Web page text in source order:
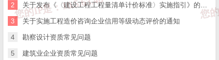
2 关于发布《〈建设工程工程量清单计价标准〉实施指引》的通知
3 关于实施工程造价咨询企业信用等级动态评价的通知
4 勘察设计资质常见问题
5 建筑业企业资质常见问题